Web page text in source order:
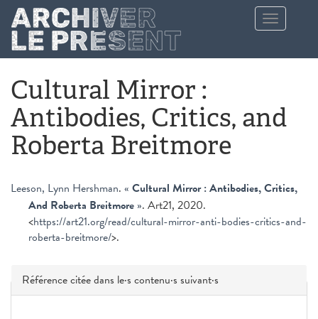
Aller au contenu principal
Toggle
navigation
Cultural Mirror :
Antibodies, Critics, and
Roberta Breitmore
Leeson, Lynn Hershman. « Cultural Mirror : Antibodies, Critics,
And Roberta Breitmore ». Art21, 2020.
<https://art21.org/read/cultural-mirror-anti-bodies-critics-and-
roberta-breitmore/>.
Masquer
Référence citée dans le·s contenu·s suivant·s